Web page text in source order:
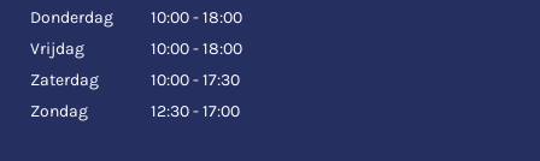
Donderdag
10:00 - 18:00
Vrijdag
10:00 - 18:00
Zaterdag
10:00 - 17:30
Zondag
12:30 - 17:00